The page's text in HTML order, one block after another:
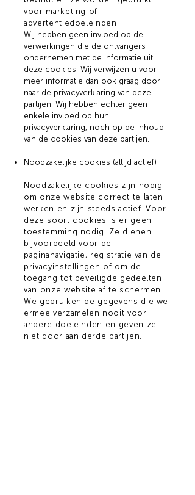
voor marketing of
advertentiedoeleinden.
Wij hebben geen invloed op de
verwerkingen die de ontvangers
ondernemen met de informatie uit
deze cookies. Wij verwijzen u voor
meer informatie dan ook graag door
naar de privacyverklaring van deze
partijen. Wij hebben echter geen
enkele invloed op hun
privacyverklaring, noch op de inhoud
van de cookies van deze partijen.
Noodzakelijke cookies (altijd actief)
Noodzakelijke cookies zijn nodig
om onze website correct te laten
werken en zijn steeds actief. Voor
deze soort cookies is er geen
toestemming nodig. Ze dienen
bijvoorbeeld voor de
paginanavigatie, registratie van de
privacyinstellingen of om de
toegang tot beveiligde gedeelten
van onze website af te schermen.
We gebruiken de gegevens die we
ermee verzamelen nooit voor
andere doeleinden en geven ze
niet door aan derde partijen.